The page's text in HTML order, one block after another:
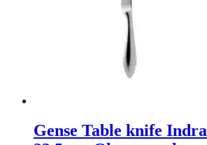
Gense Table knife Indra